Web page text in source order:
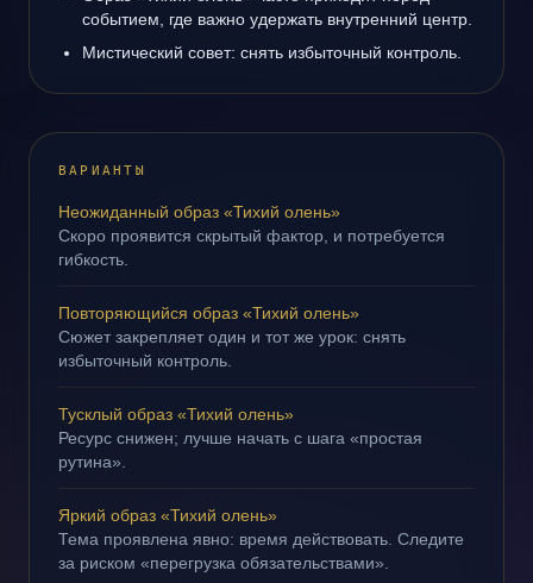
событием, где важно удержать внутренний центр.
Мистический совет: снять избыточный контроль.
ВАРИАНТЫ
Неожиданный образ «Тихий олень»
Скоро проявится скрытый фактор, и потребуется
гибкость.
Повторяющийся образ «Тихий олень»
Сюжет закрепляет один и тот же урок: снять
избыточный контроль.
Тусклый образ «Тихий олень»
Ресурс снижен; лучше начать с шага «простая
рутина».
Яркий образ «Тихий олень»
Тема проявлена явно: время действовать. Следите
за риском «перегрузка обязательствами».